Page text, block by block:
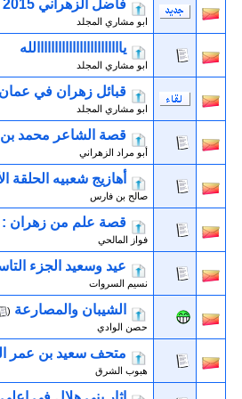
فاضل الزهراني 2015 - جديد وحصريااا
ابو مشاري المجلد
ياااااااااااااااااااااااالله
ابو مشاري المجلد
قبائل زهران في عمان
ابو مشاري المجلد
قصة الشاعر محمد بن
أبو مراد الزهراني
أهازيج شعبيه الحلقة
صالح بن فارس
قصة علم من زهران :
فواز المالحي
عيد وسعيد الجزء
نسيم السروات
الشيبان والمصارعة (
حصن الوادي
متحف سعيد بن عمر
هبوب الشرق